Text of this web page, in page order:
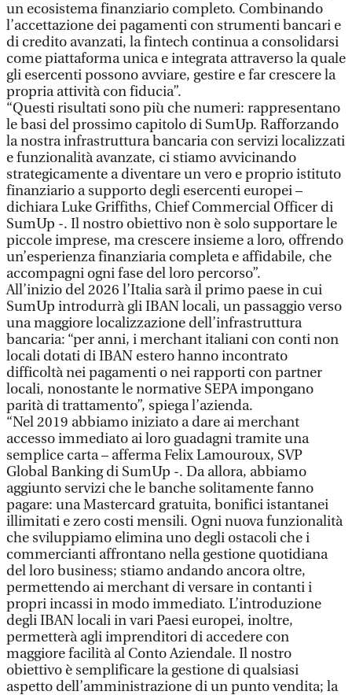
un ecosistema finanziario completo. Combinando
l’accettazione dei pagamenti con strumenti bancari e
di credito avanzati, la fintech continua a consolidarsi
come piattaforma unica e integrata attraverso la quale
gli esercenti possono avviare, gestire e far crescere la
propria attività con fiducia”.
“Questi risultati sono più che numeri: rappresentano
le basi del prossimo capitolo di SumUp. Rafforzando
la nostra infrastruttura bancaria con servizi localizzati
e funzionalità avanzate, ci stiamo avvicinando
strategicamente a diventare un vero e proprio istituto
finanziario a supporto degli esercenti europei –
dichiara Luke Griffiths, Chief Commercial Officer di
SumUp -. Il nostro obiettivo non è solo supportare le
piccole imprese, ma crescere insieme a loro, offrendo
un’esperienza finanziaria completa e affidabile, che
accompagni ogni fase del loro percorso”.
All’inizio del 2026 l’Italia sarà il primo paese in cui
SumUp introdurrà gli IBAN locali, un passaggio verso
una maggiore localizzazione dell’infrastruttura
bancaria: “per anni, i merchant italiani con conti non
locali dotati di IBAN estero hanno incontrato
difficoltà nei pagamenti o nei rapporti con partner
locali, nonostante le normative SEPA impongano
parità di trattamento”, spiega l’azienda.
“Nel 2019 abbiamo iniziato a dare ai merchant
accesso immediato ai loro guadagni tramite una
semplice carta – afferma Felix Lamouroux, SVP
Global Banking di SumUp -. Da allora, abbiamo
aggiunto servizi che le banche solitamente fanno
pagare: una Mastercard gratuita, bonifici istantanei
illimitati e zero costi mensili. Ogni nuova funzionalità
che sviluppiamo elimina uno degli ostacoli che i
commercianti affrontano nella gestione quotidiana
del loro business; stiamo andando ancora oltre,
permettendo ai merchant di versare in contanti i
propri incassi in modo immediato. L’introduzione
degli IBAN locali in vari Paesi europei, inoltre,
permetterà agli imprenditori di accedere con
maggiore facilità al Conto Aziendale. Il nostro
obiettivo è semplificare la gestione di qualsiasi
aspetto dell’amministrazione di un punto vendita; la